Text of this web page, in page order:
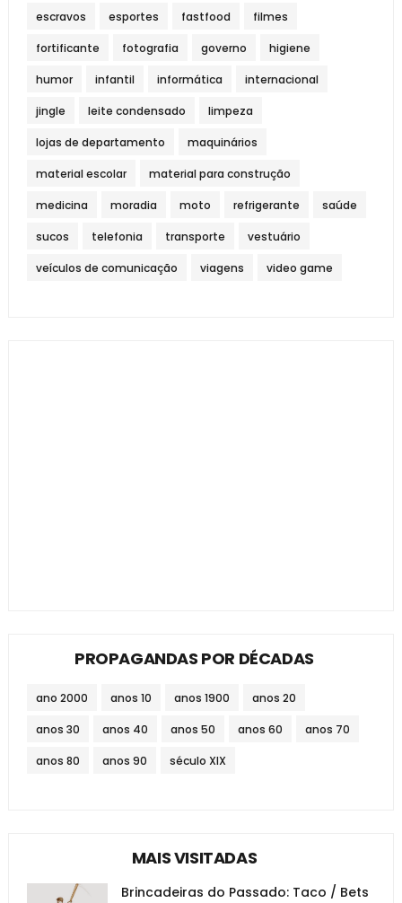
escravos esportes fastfood filmes
fortificante fotografia governo higiene
humor infantil informática internacional
jingle leite condensado limpeza
lojas de departamento maquinários
material escolar material para construção
medicina moradia moto refrigerante saúde
sucos telefonia transporte vestuário
veículos de comunicação viagens video game
PROPAGANDAS POR DÉCADAS
ano 2000 anos 10 anos 1900 anos 20
anos 30 anos 40 anos 50 anos 60 anos 70
anos 80 anos 90 século XIX
MAIS VISITADAS
Brincadeiras do Passado: Taco / Bets